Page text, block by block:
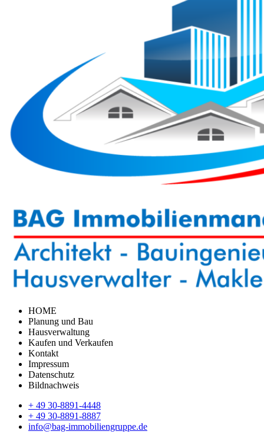
HOME
Planung und Bau
Hausverwaltung
Kaufen und Verkaufen
Kontakt
Impressum
Datenschutz
Bildnachweis
+ 49 30-8891-4448
+ 49 30-8891-8887
info@bag-immobiliengruppe.de